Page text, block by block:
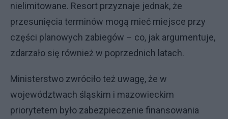
nielimitowane. Resort przyznaje jednak, że
przesunięcia terminów mogą mieć miejsce przy
części planowych zabiegów – co, jak argumentuje,
zdarzało się również w poprzednich latach.
Ministerstwo zwróciło też uwagę, że w
województwach śląskim i mazowieckim
priorytetem było zabezpieczenie finansowania